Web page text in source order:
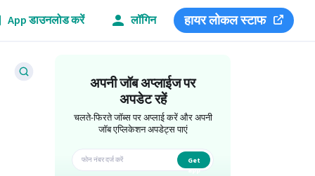
App डाउनलोड करें लॉगिन हायर लोकल स्टाफ
अपनी जॉब अप्लाईज पर
अपडेट रहें
चलते-फिरते जॉब्स पर अप्लाई करें और अपनी
जॉब एप्लिकेशन अपडेट्स पाएं
Get
app